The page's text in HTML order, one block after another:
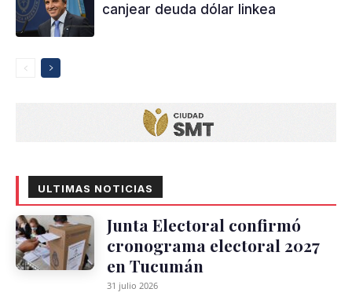
canjear deuda dólar linkea
ULTIMAS NOTICIAS
Junta Electoral confirmó
cronograma electoral 2027
en Tucumán
31 julio 2026